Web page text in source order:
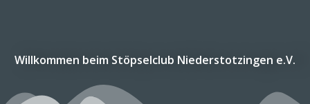
Willkommen beim Stöpselclub Niederstotzingen e.V.